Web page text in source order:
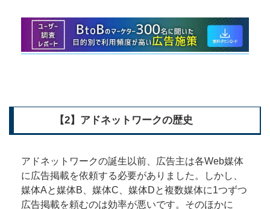
【2】アドネットワークの歴史
アドネットワークの誕生以前、広告主は各Web媒体
に広告掲載を依頼する必要がありました。しかし、
媒体Aと媒体B、媒体C、媒体Dと複数媒体に1つずつ
広告掲載を頼むのは効率が悪いです。そのほかに